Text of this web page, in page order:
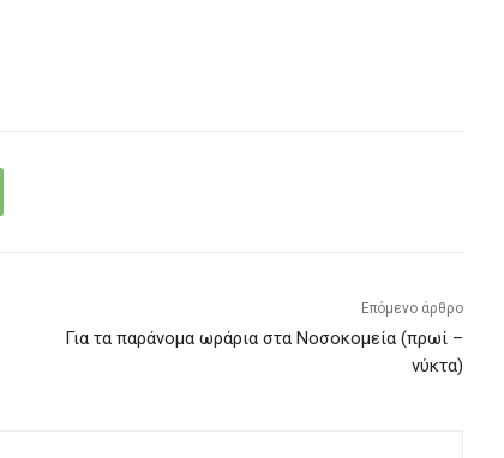
Επόμενο άρθρο
Για τα παράνομα ωράρια στα Νοσοκομεία (πρωί –
νύκτα)